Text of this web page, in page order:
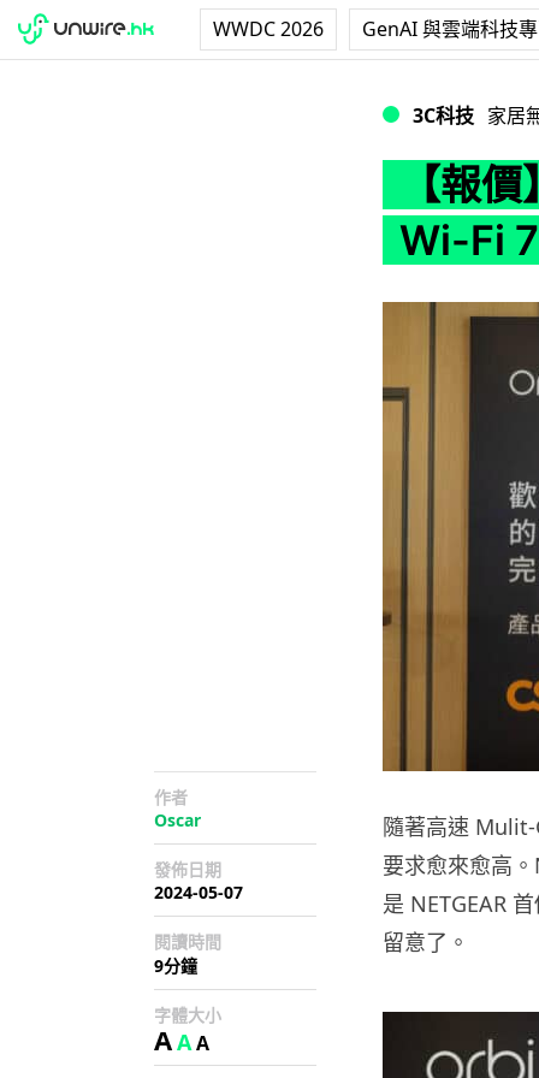
WWDC 2026 GenAI 與雲端科技
3C科技 家居
【報
Wi-Fi
作者
Oscar
發佈日期
2024-05-07
閱讀時間
9分鐘
字體大小
AAA
隨著高速 Mulit-
要求愈來愈高
是 NETGEAR
留意了。